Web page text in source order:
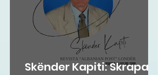
Skënder Kapiti: Skrapari